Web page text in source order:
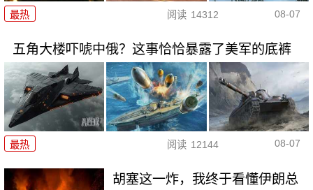
最热 阅读 14312 08-07
五角大楼吓唬中俄？这事恰恰暴露了美军的底裤
最热 阅读 12144 08-07
胡塞这一炸，我终于看懂伊朗总